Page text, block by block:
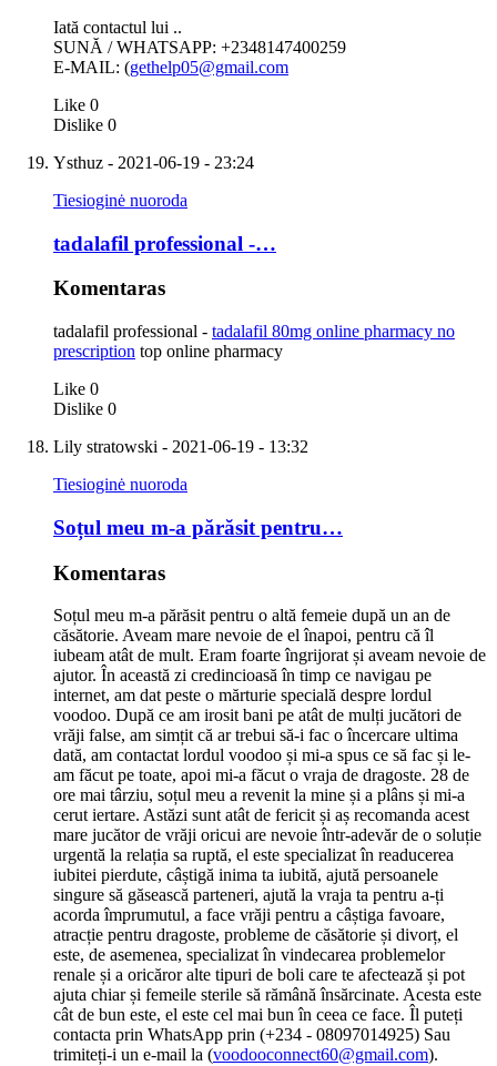
Iată contactul lui ..
SUNĂ / WHATSAPP: +2348147400259
E-MAIL: (gethelp05@gmail.com
Like 0
Dislike 0
Ysthuz - 2021-06-19 - 23:24
Tiesioginė nuoroda
tadalafil professional -…
Komentaras
tadalafil professional - tadalafil 80mg online pharmacy no
prescription top online pharmacy
Like 0
Dislike 0
Lily stratowski - 2021-06-19 - 13:32
Tiesioginė nuoroda
Soțul meu m-a părăsit pentru…
Komentaras
Soțul meu m-a părăsit pentru o altă femeie după un an de
căsătorie. Aveam mare nevoie de el înapoi, pentru că îl
iubeam atât de mult. Eram foarte îngrijorat și aveam nevoie de
ajutor. În această zi credincioasă în timp ce navigau pe
internet, am dat peste o mărturie specială despre lordul
voodoo. După ce am irosit bani pe atât de mulți jucători de
vrăji false, am simțit că ar trebui să-i fac o încercare ultima
dată, am contactat lordul voodoo și mi-a spus ce să fac și le-
am făcut pe toate, apoi mi-a făcut o vraja de dragoste. 28 de
ore mai târziu, soțul meu a revenit la mine și a plâns și mi-a
cerut iertare. Astăzi sunt atât de fericit și aș recomanda acest
mare jucător de vrăji oricui are nevoie într-adevăr de o soluție
urgentă la relația sa ruptă, el este specializat în readucerea
iubitei pierdute, câștigă inima ta iubită, ajută persoanele
singure să găsească parteneri, ajută la vraja ta pentru a-ți
acorda împrumutul, a face vrăji pentru a câștiga favoare,
atracție pentru dragoste, probleme de căsătorie și divorț, el
este, de asemenea, specializat în vindecarea problemelor
renale și a oricăror alte tipuri de boli care te afectează și pot
ajuta chiar și femeile sterile să rămână însărcinate. Acesta este
cât de bun este, el este cel mai bun în ceea ce face. Îl puteți
contacta prin WhatsApp prin (+234 - 08097014925) Sau
trimiteți-i un e-mail la (voodooconnect60@gmail.com).